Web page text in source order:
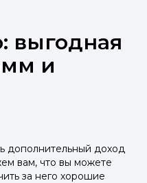
выгодная
и
дополнительный доход
вам, что вы можете
за него хорошие